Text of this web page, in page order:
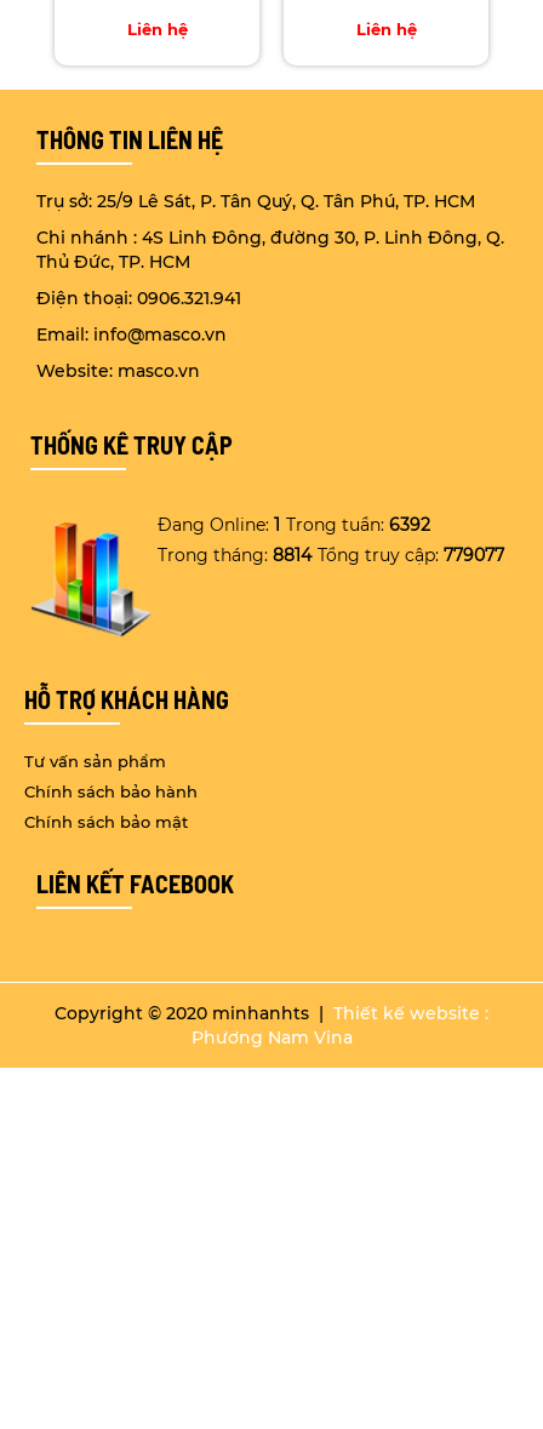
Liên hệ Liên hệ
THÔNG TIN LIÊN HỆ
Trụ sở: 25/9 Lê Sát, P. Tân Quý, Q. Tân Phú, TP. HCM
Chi nhánh : 4S Linh Đông, đường 30, P. Linh Đông, Q.
Thủ Đức, TP. HCM
Điện thoại: 0906.321.941
Email: info@masco.vn
Website: masco.vn
THỐNG KÊ TRUY CẬP
Đang Online: 1 Trong tuần: 6392
Trong tháng: 8814 Tổng truy cập: 779077
HỖ TRỢ KHÁCH HÀNG
Tư vấn sản phẩm
Chính sách bảo hành
Chính sách bảo mật
LIÊN KẾT FACEBOOK
Copyright © 2020 minhanhts | Thiết kế website :
Phương Nam Vina